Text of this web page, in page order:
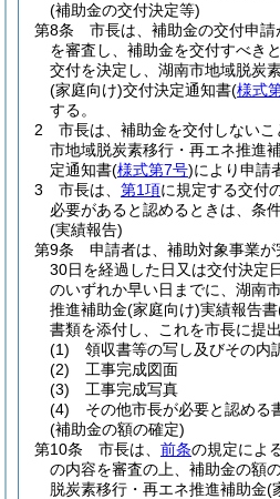
(補助金の交付決定等)
第8条
市長は、補助金の交付申
を審査し、補助金を交付すべき
交付を決定し、湖南市地域脱炭
(家庭向け)交付決定通知書(様式
する。
2
市長は、補助金を交付しない
市地域脱炭素移行・再エネ推進
定通知書(様式第7号)により申請
3
市長は、 第1項に規定する交付
必要があると認めるときは、条
(実績報告)
第9条
申請者は、補助対象事業
30日を経過した日又は交付決定
のいずれか早い日までに、湖南
推進補助金(家庭向け)実績報告書
書類を添付し、これを市長に提
(1)
領収書等の写し及びその内
(2)
工事完成図面
(3)
工事完成写真
(4)
その他市長が必要と認める
(補助金の額の確定)
第10条
市長は、 前条の規定によ
の内容を審査の上、補助金の額
脱炭素移行・再エネ推進補助金(